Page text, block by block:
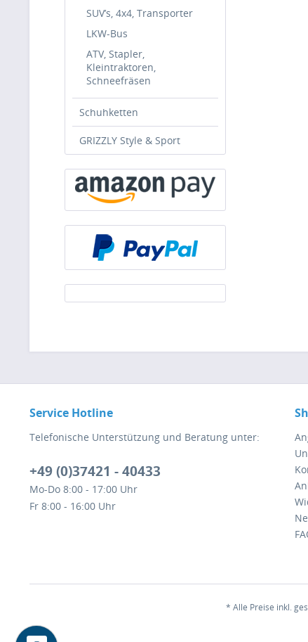
SUV’s, 4x4, Transporter
LKW-Bus
ATV, Stapler,
Kleintraktoren,
Schneefräsen
Schuhketten
GRIZZLY Style & Sport
Service Hotline
Telefonische Unterstützung und Beratung unter:
+49 (0)37421 - 40433
Mo-Do 8:00 - 17:00 Uhr
Fr 8:00 - 16:00 Uhr
* Alle Preise inkl.